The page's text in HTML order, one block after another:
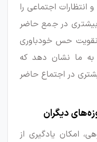
انتظارات اجتماعی را
در جمع حاضر
تقویت حس خودباوری
ما نشان دهد که
در اجتماع حاضر
امکان یادگیری از